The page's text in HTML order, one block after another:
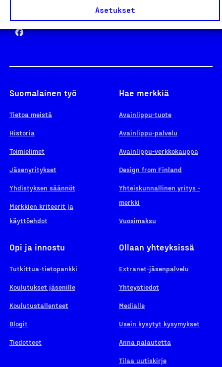
Asetukset
Yhteiskunnallinen Yritys -merkki
Suomalainen työ
Tietoa meistä
Historia
Toimielimet
Jäsenyritykset
Yhdistyksen säännöt
Merkkien kriteerit ja
käyttöehdot
Hae merkkiä
Avainlippu-tuote
Avainlippu-palvelu
Avainlippu-verkkokauppa
Design from Finland
Yhteiskunnallinen yritys -
merkki
Vuosimaksu
Opi ja innostu
Tutkittua-tietopankki
Koulutukset jäsenille
Koulutustallenteet
Blogit
Tiedotteet
Ollaan yhteyksissä
Extranet-jäsenpalvelu
Yhteystiedot
Medialle
Usein kysytyt kysymykset
Anna palautetta
Tilaa uutiskirje